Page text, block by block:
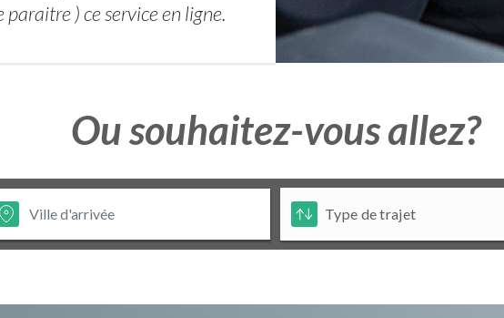
) ce service en ligne.
Ou souhaitez-vous allez?